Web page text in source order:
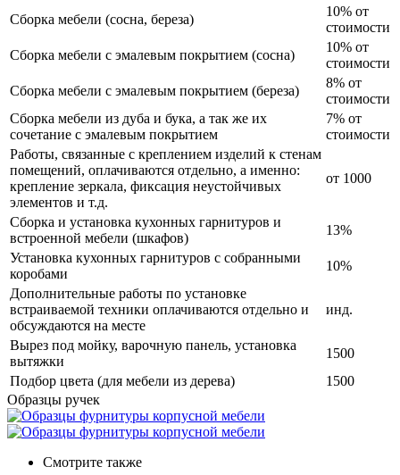
Сборка мебели (сосна, береза)
10% от
стоимости
Сборка мебели с эмалевым покрытием (сосна)
10% от
стоимости
Сборка мебели с эмалевым покрытием (береза)
8% от
стоимости
Сборка мебели из дуба и бука, а так же их
сочетание с эмалевым покрытием
7% от
стоимости
Работы, связанные с креплением изделий к стенам
помещений, оплачиваются отдельно, а именно:
крепление зеркала, фиксация неустойчивых
элементов и т.д.
от 1000
Сборка и установка кухонных гарнитуров и
встроенной мебели (шкафов)
13%
Установка кухонных гарнитуров с собранными
коробами
10%
Дополнительные работы по установке
встраиваемой техники оплачиваются отдельно и
обсуждаются на месте
инд.
Вырез под мойку, варочную панель, установка
вытяжки
1500
Подбор цвета (для мебели из дерева)
1500
Образцы ручек
Смотрите также